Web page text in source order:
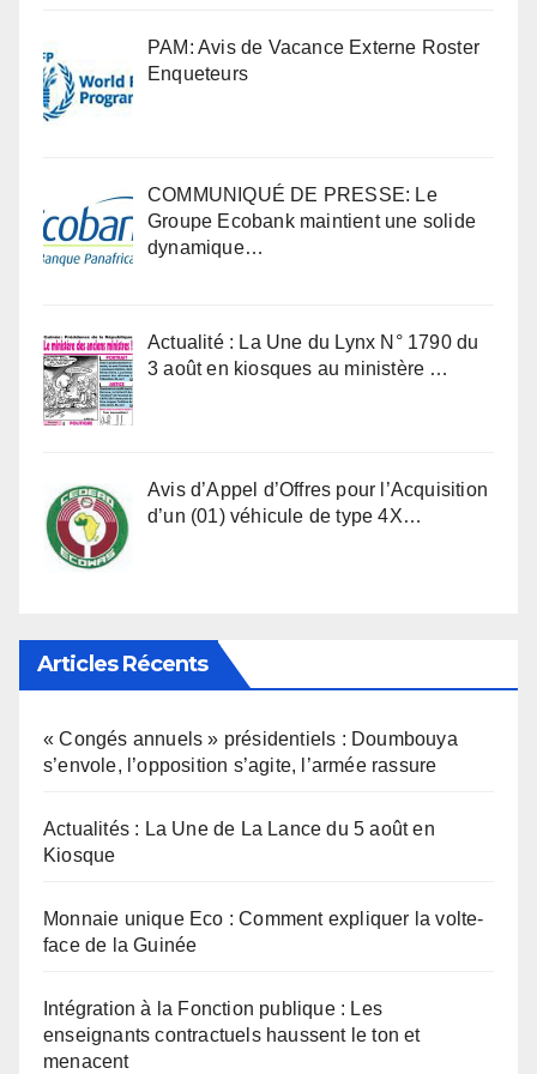
PAM: Avis de Vacance Externe Roster
Enqueteurs
COMMUNIQUÉ DE PRESSE: Le
Groupe Ecobank maintient une solide
dynamique…
Actualité : La Une du Lynx N° 1790 du
3 août en kiosques au ministère …
Avis d’Appel d’Offres pour l’Acquisition
d’un (01) véhicule de type 4X…
Articles Récents
« Congés annuels » présidentiels : Doumbouya
s’envole, l’opposition s’agite, l’armée rassure
Actualités : La Une de La Lance du 5 août en
Kiosque
Monnaie unique Eco : Comment expliquer la volte-
face de la Guinée
Intégration à la Fonction publique : Les
enseignants contractuels haussent le ton et
menacent